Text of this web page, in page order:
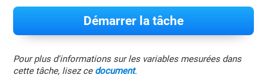
Démarrer la tâche
Pour plus d'informations sur les variables mesurées dans
cette tâche, lisez ce document.